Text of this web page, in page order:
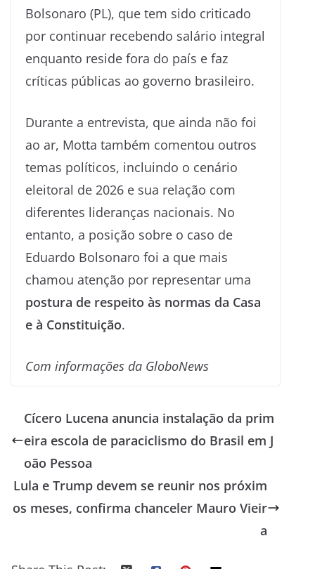
Bolsonaro (PL), que tem sido criticado
por continuar recebendo salário integral
enquanto reside fora do país e faz
críticas públicas ao governo brasileiro.
Durante a entrevista, que ainda não foi
ao ar, Motta também comentou outros
temas políticos, incluindo o cenário
eleitoral de 2026 e sua relação com
diferentes lideranças nacionais. No
entanto, a posição sobre o caso de
Eduardo Bolsonaro foi a que mais
chamou atenção por representar uma
postura de respeito às normas da Casa
e à Constituição.
Com informações da GloboNews
Cícero Lucena anuncia instalação da prim
eira escola de paraciclismo do Brasil em J
oão Pessoa
Lula e Trump devem se reunir nos próxim
os meses, confirma chanceler Mauro Vieir
a